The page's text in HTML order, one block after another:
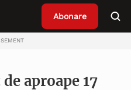
Abonare
aproape 17